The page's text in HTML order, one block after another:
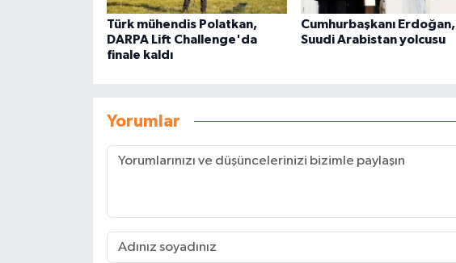
Türk mühendis Polatkan,
DARPA Lift Challenge'da
finale kaldı
Cumhurbaşkanı Erdoğan,
Suudi Arabistan yolcusu
Yorumlar